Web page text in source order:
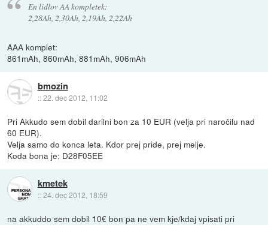
En lidlov AA kompletek:
2,28Ah, 2,30Ah, 2,19Ah, 2,22Ah
AAA komplet:
861mAh, 860mAh, 881mAh, 906mAh
bmozin
::22. dec 2012, 11:02
Pri Akkudo sem dobil darilni bon za 10 EUR (velja pri naročilu nad
60 EUR).
Velja samo do konca leta. Kdor prej pride, prej melje.
Koda bona je: D28F05EE
kmetek
::24. dec 2012, 18:59
na akkuddo sem dobil 10€ bon pa ne vem kje/kdaj vpisati pri